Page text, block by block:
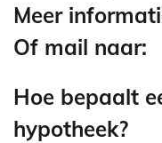
Meer
Of mail naar:
Hoe bepaalt
hypotheek?